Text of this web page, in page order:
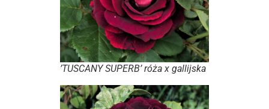
’TUSCANY SUPERB’ róża x gallijska